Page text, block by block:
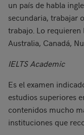
un país de habla
secundaria, trabajar
trabajo. Lo
Australia, Canadá,
IELTS Academic
Es el examen
estudios superiores
contenidos mucho
instituciones que